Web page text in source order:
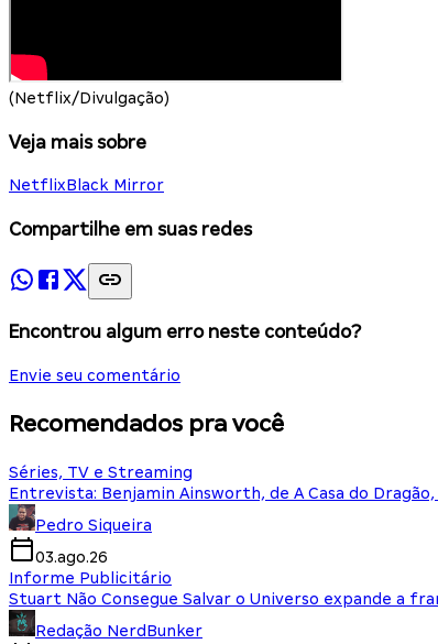
(Netflix/Divulgação)
Veja mais sobre
NetflixBlack Mirror
Compartilhe em suas redes
Encontrou algum erro neste conteúdo?
Envie seu comentário
Recomendados pra você
Séries, TV e Streaming
Entrevista: Benjamin Ainsworth, de A Casa do
Pedro Siqueira
03.ago.26
Informe Publicitário
Stuart Não Consegue Salvar o Universo expande a
Redação NerdBunker